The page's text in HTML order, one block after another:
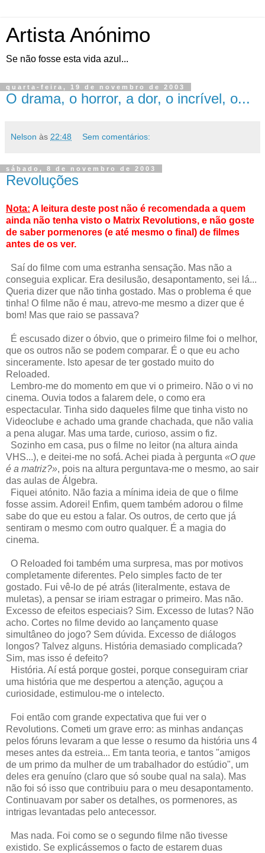
Artista Anónimo
Se não fosse esta vida azul...
quarta-feira, 19 de novembro de 2003
O drama, o horror, a dor, o incrível, o...
Nelson às 22:48 Sem comentários:
sábado, 8 de novembro de 2003
Revoluções
Nota: A leitura deste post não é recomendada a quem
ainda não tenha visto o Matrix Revolutions, e não goste
de saber pormenores (e até mesmo o final) de filmes
antes de os ver.
Saí do filme com uma estranha sensação. Mas não a
conseguia explicar. Era desilusão, desapontamento, sei lá...
Queria dizer que não tinha gostado. Mas o problema é que
tinha! O filme não é mau, atrevo-me mesmo a dizer que é
bom! Mas que raio se passava?
É escusado dizer o óbvio, que o primeiro filme foi o melhor,
que os outros não se podem comparar. É o que eu acho
sinceramente. Isto apesar de ter gostado muito do
Reloaded.
Lembro-me do momento em que vi o primeiro. Não o vi no
cinema. Ouvia todos a falarem dele, o como era
espectacular. Tinha sido daqueles filme que tinha visto no
Videoclube e achado uma grande chachada, que não valia
a pena alugar. Mas uma tarde, curioso, assim o fiz.
Sozinho em casa, pus o filme no leitor (na altura ainda
VHS...), e deitei-me no sofá. Achei piada à pergunta «O que
é a matriz?», pois na altura perguntava-me o mesmo, ao sair
das aulas de Álgebra.
Fiquei atónito. Não fazia a mínima ideia de que o filme
fosse assim. Adorei! Enfim, quem também adorou o filme
sabe do que eu estou a falar. Os outros, de certo que já
sentiram o mesmo com outro qualquer. É a magia do
cinema.
O Reloaded foi também uma surpresa, mas por motivos
completamente diferentes. Pelo simples facto de ter
gostado. Fui vê-lo de pé atrás (literalmente, estava de
muletas), a pensar se iriam estragar o primeiro. Mas não.
Excesso de efeitos especiais? Sim. Excesso de lutas? Não
acho. Cortes no filme devido ao lançamento quase
simultâneo do jogo? Sem dúvida. Excesso de diálogos
longos? Talvez alguns. História demasiado complicada?
Sim, mas isso é defeito?
História. Aí está porque gostei, porque conseguiram criar
uma história que me despertou a atenção, aguçou a
curiosidade, estimulou-me o intelecto.
Foi então com grande expectativa que fui ver o
Revolutions. Cometi um grave erro: as minhas andanças
pelos fóruns levaram a que lesse o resumo da história uns 4
meses antes da estreia... Em tanta teoria, e tantos "amigos
de um primo da mulher de um trabalhador do estúdio", um
deles era genuíno (claro que só soube qual na sala). Mas
não foi só isso que contribuiu para o meu desapontamento.
Continuavam por saber os detalhes, os pormenores, as
intrigas levantadas pelo antecessor.
Mas nada. Foi como se o segundo filme não tivesse
existido. Se explicássemos o facto de estarem duas